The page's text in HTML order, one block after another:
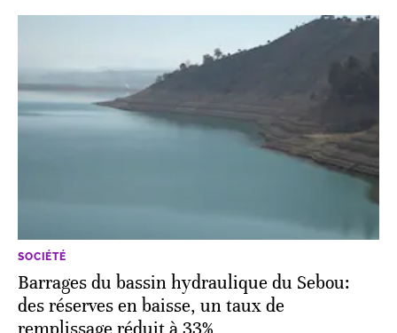
SOCIÉTÉ
Barrages du bassin hydraulique du Sebou:
des réserves en baisse, un taux de